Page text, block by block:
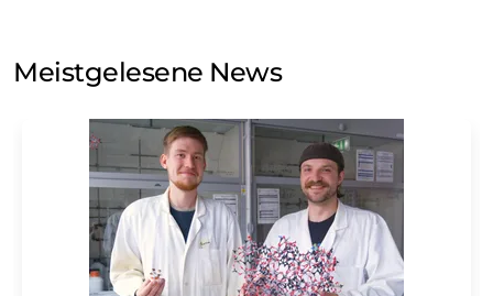
Meinungsforschung per E-Mail kontaktieren. Ihre
Einwilligung können Sie jederzeit ohne Angabe von
Str. 2, 12489 Berlin oder per E-Mail unter
widerruf@lumitos.commit Wirkung für die Zukunft
widerrufen. Zudem ist in jeder E-Mail ein Link zur
Abbestellung des entsprechenden Newsletters
enthalten.
Meistgelesene News